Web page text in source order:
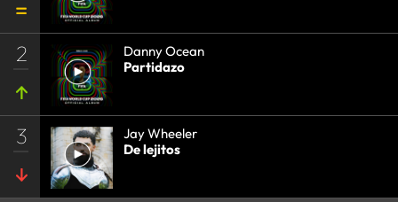
2
Danny Ocean
Partidazo
3
Jay Wheeler
De lejitos